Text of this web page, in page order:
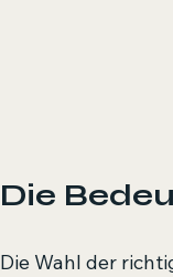
Die
Die Wahl der